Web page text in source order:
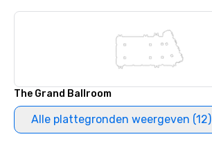
The Grand Ballroom
Alle plattegronden weergeven (12)